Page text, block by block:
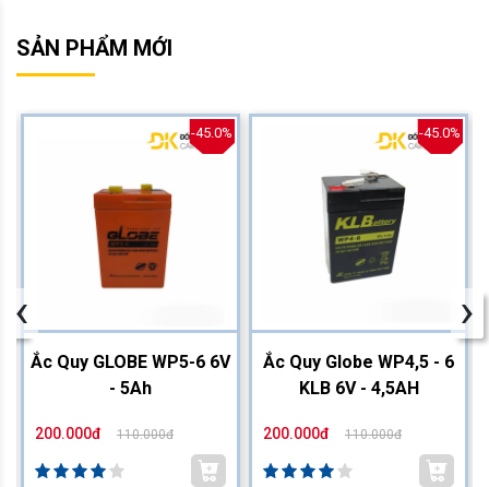
SẢN PHẨM MỚI
-45.0%
Ắc Quy GLOBE WP5-6 6V
- 5Ah
200.000đ 110.000đ
-45.0%
Ắc Quy Globe WP4,5 - 6
KLB 6V - 4,5AH
200.000đ 110.000đ
‹ ›